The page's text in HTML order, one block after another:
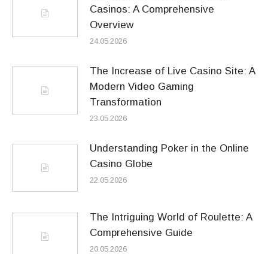
Casinos: A Comprehensive
Overview
24.05.2026
The Increase of Live Casino Site: A
Modern Video Gaming
Transformation
23.05.2026
Understanding Poker in the Online
Casino Globe
22.05.2026
The Intriguing World of Roulette: A
Comprehensive Guide
20.05.2026